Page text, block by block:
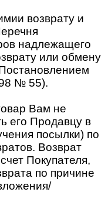
возврату и
надлежащего
или обмену
№ 55).
Вам не
его Продавцу в
посылки) по
Возврат
Покупателя,
по причине